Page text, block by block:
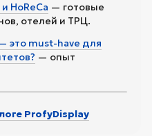
HoReCa — готовые
отелей и ТРЦ.
это must-have для
— опыт
ProfyDisplay